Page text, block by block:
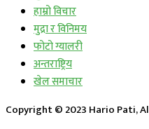
हाम्रो विचार
मुद्रा र विनिमय
फोटो ग्यालरी
अन्तराष्ट्रिय
खेल समाचार
Copyright © 2023 Hario Pati,